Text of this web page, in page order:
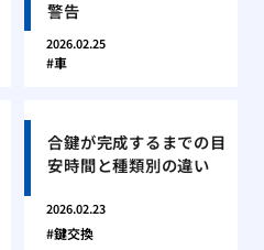
警告
2026.02.25
車
合鍵が完成するまでの目
安時間と種類別の違い
2026.02.23
鍵交換